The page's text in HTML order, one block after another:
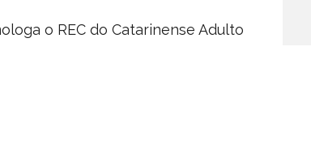
o REC do Catarinense Adulto